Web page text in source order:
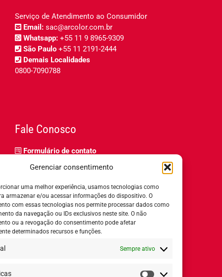
Gerenciar consentimento
uma melhor experiência, usamos tecnologias como
armazenar e/ou acessar informações do dispositivo. O
com essas tecnologias nos permite processar dados como
da navegação ou IDs exclusivos neste site. O não
ou a revogação do consentimento pode afetar
determinados recursos e funções.
Sempre ativo
Serviço de Atendimento ao Consumidor
Email: sac@arcolor.com.br
Whatsapp: +55 11 9 8965-9309
São Paulo +55 11 2191-2444
Demais Localidades
0800-7090788
Fale Conosco
Formulário de contato
Horário de Atendimento:
8h ás 18h